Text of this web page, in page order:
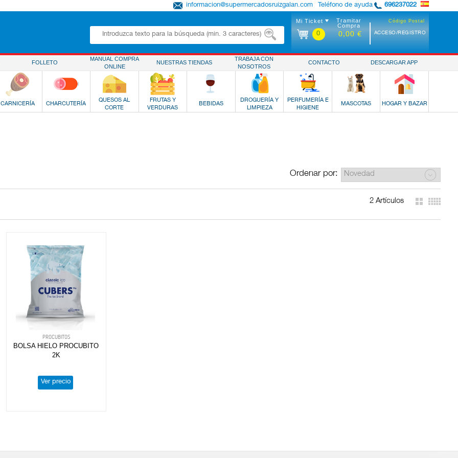
Teléfono de ayuda 696237022
informacion@supermercadosruizgalan.com
Código Postal
ACCESO/REGISTRO
Mi Ticket
0
Tramitar
Compra
0,00 €
FOLLETO
MANUAL COMPRA
ONLINE
NUESTRAS TIENDAS
TRABAJA CON
NOSOTROS
CONTACTO DESCARGAR APP
CARNICERÍA CHARCUTERÍA
QUESOS AL
CORTE
FRUTAS Y
VERDURAS
BEBIDAS
DROGUERÍA Y
LIMPIEZA
PERFUMERÍA E
HIGIENE
MASCOTAS HOGAR Y BAZAR
Ordenar por:
2 Artículos
PROCUBITOS
BOLSA HIELO PROCUBITO
2K
Ver precio